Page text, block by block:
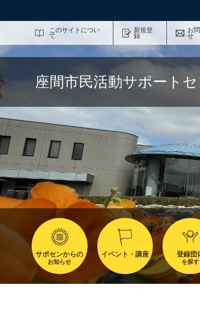
このサイトについ
て
新規登
録
お
せ
座間市民活動サポート
サポセンからの
お知らせ
イベント・講座 登録団
を探す